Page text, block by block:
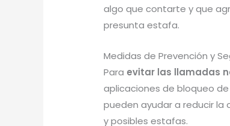
algo que contarte y que
presunta estafa.
Medidas de Prevención y
Para evitar las llamadas
aplicaciones de bloqueo de
pueden ayudar a reducir
y posibles estafas.